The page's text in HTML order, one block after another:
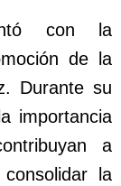
con la
de la
Durante su
importancia
a
la